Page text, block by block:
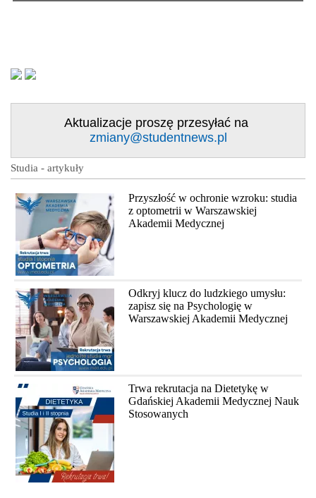
Aktualizacje proszę przesyłać na
zmiany@studentnews.pl
Studia - artykuły
Przyszłość w ochronie wzroku: studia
z optometrii w Warszawskiej
Akademii Medycznej
Odkryj klucz do ludzkiego umysłu:
zapisz się na Psychologię w
Warszawskiej Akademii Medycznej
Trwa rekrutacja na Dietetykę w
Gdańskiej Akademii Medycznej Nauk
Stosowanych